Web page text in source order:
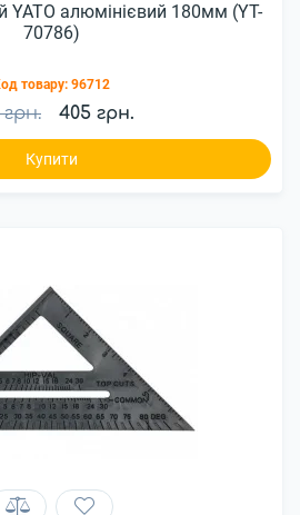
YATO алюмінієвий 180мм (YT-
70786)
товару: 96712
грн. 405 грн.
Купити